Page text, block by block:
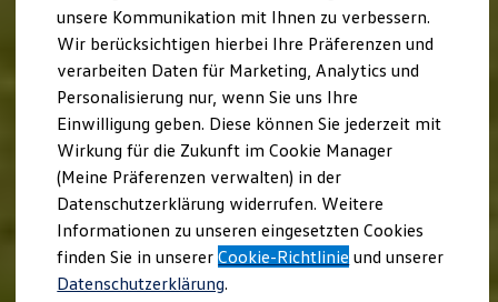
Nutzfahrzeuge
SUV und CUV
Familienautos
Kombis
Kompaktwagen
Sportwagen
Schnell verfügbare Fahrzeuge
Angebote und Produkte
Aktuelle Angebote
E-Auto-Förderung
Volkswagen Marktplatz
Die ENERGY Sondermodelle
Junge Gebrauchtwagen und Gebrauchtwagen
Volkswagen Zertifizierte Gebrauchtwagen
Elektromobilität bei Gebrauchtwagen
unsere Kommunikation mit Ihnen zu verbessern.
Wir berücksichtigen hierbei Ihre Präferenzen und
verarbeiten Daten für Marketing, Analytics und
Personalisierung nur, wenn Sie uns Ihre
Einwilligung geben. Diese können Sie jederzeit mit
Wirkung für die Zukunft im Cookie Manager
(Meine Präferenzen verwalten) in der
Datenschutzerklärung widerrufen. Weitere
Informationen zu unseren eingesetzten Cookies
finden Sie in unsererCookie-Richtlinie und unserer
Datenschutzerklärung.